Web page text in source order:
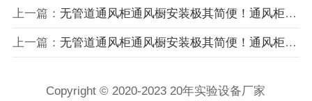
上一篇： 无管道通风柜通风橱安装极其简便！通风柜通风橱即可马上使用
上一篇： 无管道通风柜通风橱安装极其简便！通风柜通风橱即可马上使用
Copyright © 2020-2023 20年实验设备厂家